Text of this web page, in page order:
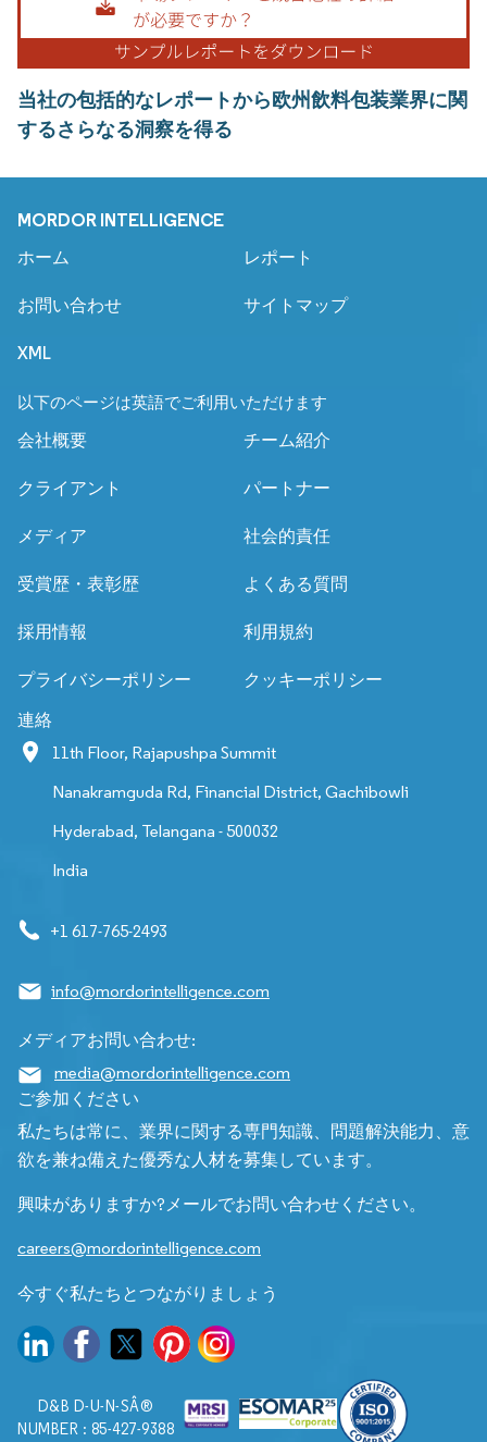
当社の包括的なレポートから欧州飲料包装業界に関
するさらなる洞察を得る
MORDOR INTELLIGENCE
ホーム レポート
お問い合わせ サイトマップ
XML
以下のページは英語でご利用いただけます
会社概要 チーム紹介
クライアント パートナー
メディア 社会的責任
受賞歴・表彰歴 よくある質問
採用情報 利用規約
プライバシーポリシー クッキーポリシー
連絡
11th Floor, Rajapushpa Summit
Nanakramguda Rd, Financial District, Gachibowli
Hyderabad, Telangana - 500032
India
+1 617-765-2493
info@mordorintelligence.com
メディアお問い合わせ:
media@mordorintelligence.com
ご参加ください
私たちは常に、業界に関する専門知識、問題解決能力、意
欲を兼ね備えた優秀な人材を募集しています。
興味がありますか?メールでお問い合わせください。
careers@mordorintelligence.com
今すぐ私たちとつながりましょう
D&B D-U-N-SÂ®
NUMBER : 85-427-9388